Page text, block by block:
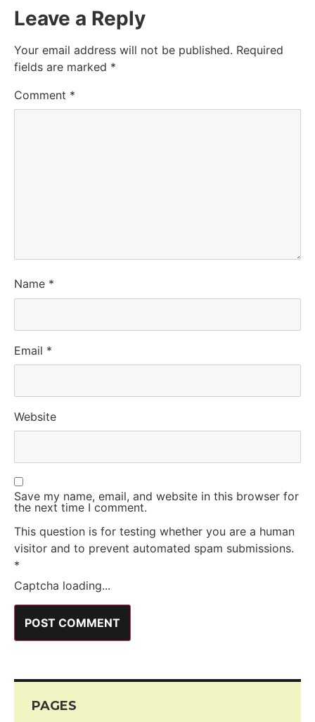
Leave a Reply
Your email address will not be published. Required
fields are marked *
Comment *
Name *
Email *
Website
Save my name, email, and website in this browser for
the next time I comment.
This question is for testing whether you are a human
visitor and to prevent automated spam submissions.
*
Captcha loading...
PAGES